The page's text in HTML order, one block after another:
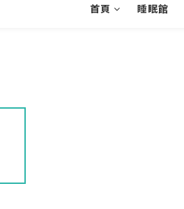
首頁 睡眠館